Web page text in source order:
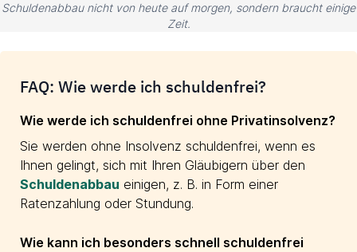
Schuldenabbau nicht von heute auf morgen, sondern braucht einige
Zeit.
FAQ: Wie werde ich schuldenfrei?
Wie werde ich schuldenfrei ohne Privatinsolvenz?
Sie werden ohne Insolvenz schuldenfrei, wenn es
Ihnen gelingt, sich mit Ihren Gläubigern über den
Schuldenabbau einigen, z. B. in Form einer
Ratenzahlung oder Stundung.
Wie kann ich besonders schnell schuldenfrei